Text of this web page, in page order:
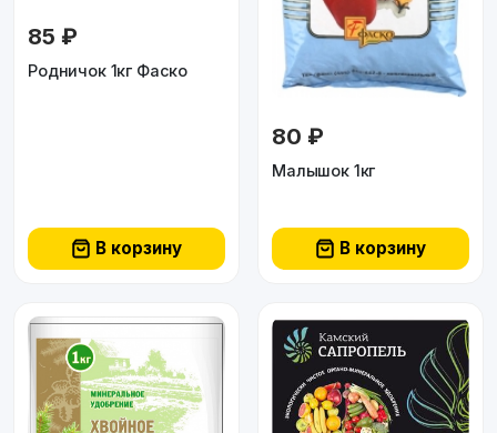
85 ₽
Родничок 1кг Фаско
В корзину
80 ₽
Малышок 1кг
В корзину